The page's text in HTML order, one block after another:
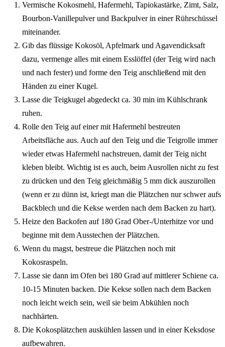
Vermische Kokosmehl, Hafermehl, Tapiokastärke, Zimt, Salz,
Bourbon-Vanillepulver und Backpulver in einer Rührschüssel
miteinander.
Gib das flüssige Kokosöl, Apfelmark und Agavendicksaft
dazu, vermenge alles mit einem Esslöffel (der Teig wird nach
und nach fester) und forme den Teig anschließend mit den
Händen zu einer Kugel.
Lasse die Teigkugel abgedeckt ca. 30 min im Kühlschrank
ruhen.
Rolle den Teig auf einer mit Hafermehl bestreuten
Arbeitsfläche aus. Auch auf den Teig und die Teigrolle immer
wieder etwas Hafermehl nachstreuen, damit der Teig nicht
kleben bleibt. Wichtig ist es auch, beim Ausrollen nicht zu fest
zu drücken und den Teig gleichmäßig 5 mm dick auszurollen
(wenn er zu dünn ist, kriegt man die Plätzchen nur schwer aufs
Backblech und die Kekse werden nach dem Backen zu hart).
Heize den Backofen auf 180 Grad Ober-/Unterhitze vor und
beginne mit dem Ausstechen der Plätzchen.
Wenn du magst, bestreue die Plätzchen noch mit
Kokosraspeln.
Lasse sie dann im Ofen bei 180 Grad auf mittlerer Schiene ca.
10-15 Minuten backen. Die Kekse sollen nach dem Backen
noch leicht weich sein, weil sie beim Abkühlen noch
nachhärten.
Die Kokosplätzchen auskühlen lassen und in einer Keksdose
aufbewahren.